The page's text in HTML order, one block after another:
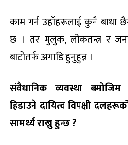
काम गर्न उहाँहरूलाई कुनै बाधा
छ । तर मुलुक, लोकतन्त्र र
बाटोतर्फ अगाडि हुनुहुन्न ।
संवैधानिक व्यवस्था बमोजिम
हिडाउने दायित्व विपक्षी
सामर्थ्य राख्नु हुन्छ ?